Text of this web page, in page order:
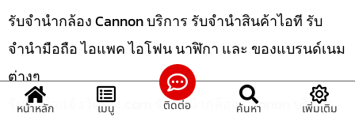
รับจำนำกล้อง Cannon บริการ รับจำนำสินค้าไอที รับ
จำนำมือถือ ไอแพค ไอโฟน นาฬิกา และ ของแบรนด์เนม
ต่างๆ
รับจํานําแจ้งวัฒนะ.com รับจำนำกล้อง Cannon บริการ
หน้าหลัก เมนู ติดต่อ ค้นหา เพิ่มเติม